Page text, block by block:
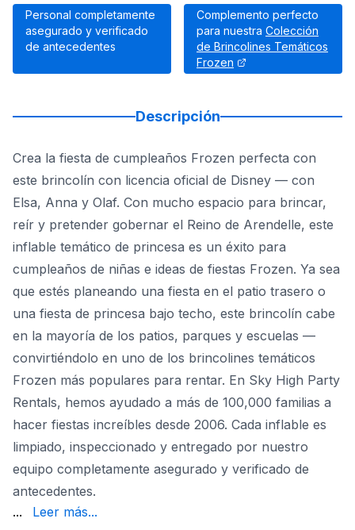
Personal completamente
asegurado y verificado
de antecedentes
Complemento perfecto
para nuestra Colección
de Brincolines Temáticos
Frozen
Descripción
Crea la fiesta de cumpleaños Frozen perfecta con
este brincolín con licencia oficial de Disney — con
Elsa, Anna y Olaf. Con mucho espacio para brincar,
reír y pretender gobernar el Reino de Arendelle, este
inflable temático de princesa es un éxito para
cumpleaños de niñas e ideas de fiestas Frozen. Ya sea
que estés planeando una fiesta en el patio trasero o
una fiesta de princesa bajo techo, este brincolín cabe
en la mayoría de los patios, parques y escuelas —
convirtiéndolo en uno de los brincolines temáticos
Frozen más populares para rentar. En Sky High Party
Rentals, hemos ayudado a más de 100,000 familias a
hacer fiestas increíbles desde 2006. Cada inflable es
limpiado, inspeccionado y entregado por nuestro
equipo completamente asegurado y verificado de
antecedentes.
tu fiesta — sin penalizaciones, sin estrés.
... Leer más...